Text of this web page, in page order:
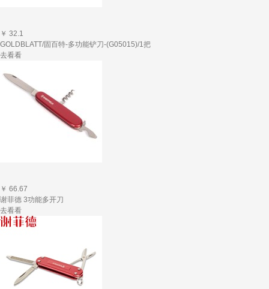
￥ 32.1
GOLDBLATT/固百特-多功能铲刀-(G05015)/1把
去看看
￥ 66.67
谢菲德 3功能多开刀
去看看